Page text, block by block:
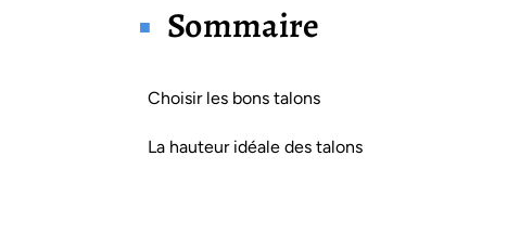
Sommaire
Choisir les bons talons
La hauteur idéale des talons